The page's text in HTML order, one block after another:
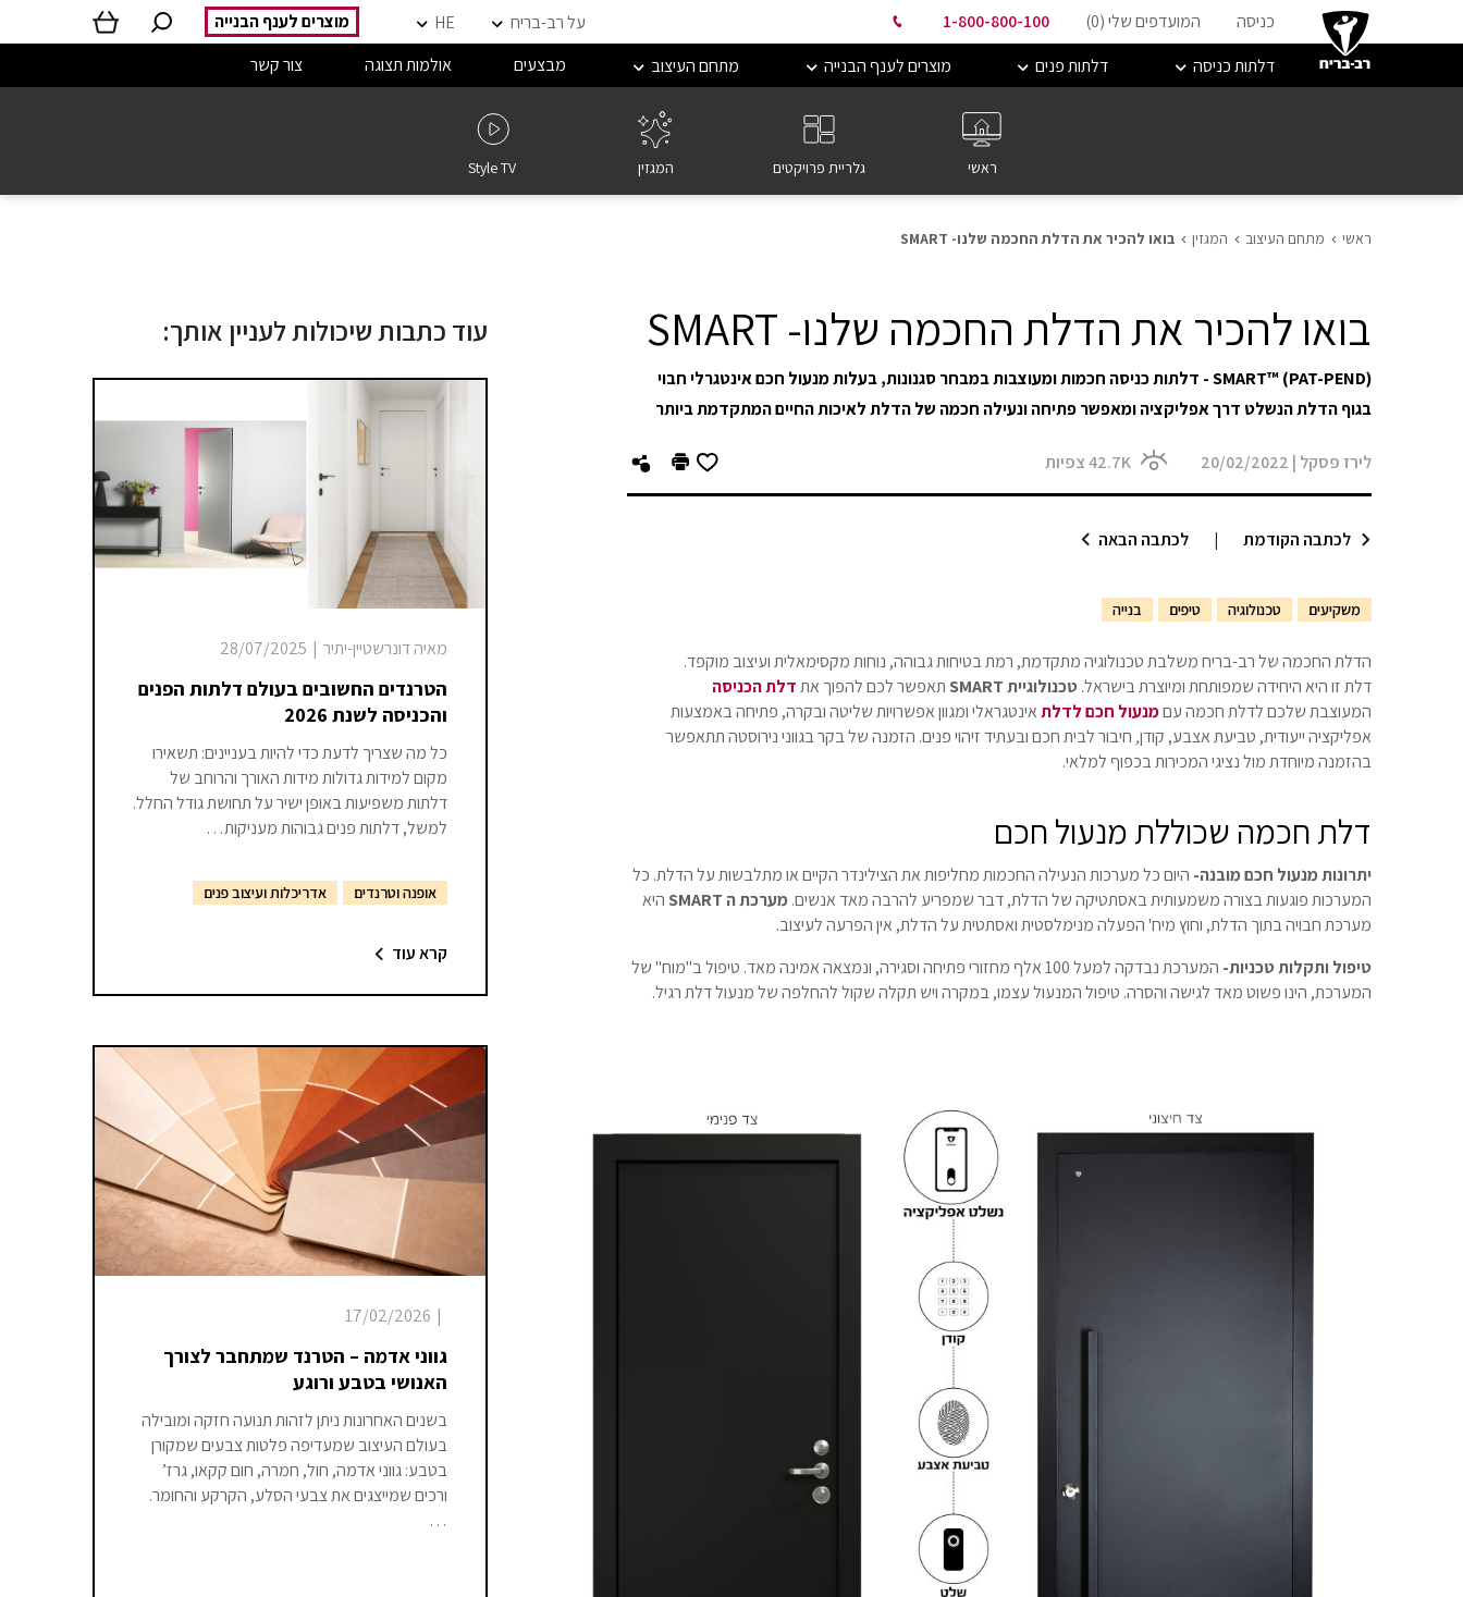
כניסה המועדפים שלי (0
)
1-800-800-100 על רב-בריח HE
מוצרים לענף הבנייה
דלתות כניסה
דלתות פנים מוצרים לענף הבנייה מתחם העיצוב מבצעים אולמות תצוגה צור קשר
ראשי גלריית פרויקטים המגזין Style TV
ראשי מתחם העיצוב המגזין בואו להכיר את הדלת החכמה שלנו- SMART
בואו להכיר את הדלת החכמה שלנו- SMART
SMART™ (PAT-PEND) - דלתות כניסה חכמות ומעוצבות במבחר סגנונות, בעלות מנעול חכם אינטגרלי חבוי
בגוף הדלת הנשלט דרך אפליקציה ומאפשר פתיחה ונעילה חכמה של הדלת לאיכות החיים המתקדמת ביותר
לירז פסקל |
20/02/2022
42.7Kצפיות
לכתבה הקודמת | לכתבה הבאה
משקיעים טכנולוגיה טיפים בנייה
הדלת החכמה של רב-בריח משלבת טכנולוגיה מתקדמת, רמת בטיחות גבוהה, נוחות מקסימאלית ועיצוב מוקפד.
דלת זו היא היחידה שמפותחת ומיוצרת בישראל. טכנולוגיית SMART תאפשר לכם להפוך אתדלת הכניסה
המעוצבת שלכם לדלת חכמה עםמנעול חכם לדלתאינטגראלי ומגוון אפשרויות שליטה ובקרה, פתיחה באמצעות
אפליקציה ייעודית, טביעת אצבע, קודן, חיבור לבית חכם ובעתיד זיהוי פנים. הזמנה של בקר בגווני נירוסטה תתאפשר
בהזמנה מיוחדת מול נציגי המכירות בכפוף למלאי.
דלת חכמה שכוללת מנעול חכם
יתרונות מנעול חכם מובנה- היום כל מערכות הנעילה החכמות מחליפות את הצילינדר הקיים או מתלבשות על הדלת. כל
המערכות פוגעות בצורה משמעותית באסתטיקה של הדלת, דבר שמפריע להרבה מאד אנשים. מערכת ה SMART
היא
מערכת חבויה בתוך הדלת, וחוץ מיח' הפעלה מנימלסטית ואסתטית על הדלת, אין הפרעה לעיצוב.
טיפול ותקלות טכניות-
המערכת נבדקה למעל 100 אלף מחזורי פתיחה וסגירה, ונמצאה אמינה מאד. טיפול ב"מוח" של
המערכת, הינו פשוט מאד לגישה והסרה. טיפול המנעול עצמו, במקרה ויש תקלה שקול להחלפה של מנעול דלת רגיל.
עוד כתבות שיכולות לעניין אותך:
מאיה דונרשטיין-יתיר |
28/07/2025
הטרנדים החשובים בעולם דלתות הפנים
והכניסה לשנת 2026
כל מה שצריך לדעת כדי להיות בעניינים: תשאירו
מקום למידות גדולות מידות האורך והרוחב של
דלתות משפיעות באופן ישיר על תחושת גודל החלל.
למשל, דלתות פנים גבוהות מעניקות…
אופנה וטרנדים אדריכלות ועיצוב פנים
קרא עוד
|
17/02/2026
גווני אדמה – הטרנד שמתחבר לצורך
האנושי בטבע ורוגע
בשנים האחרונות ניתן לזהות תנועה חזקה ומובילה
בעולם העיצוב שמעדיפה פלטות צבעים שמקורן
בטבע: גווני אדמה, חול, חמרה, חום קקאו, גרז’
ורכים שמייצגים את צבעי הסלע, הקרקע והחומר.
…